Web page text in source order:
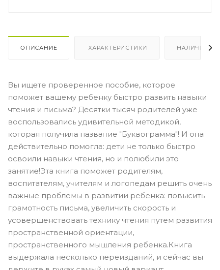
ОПИСАНИЕ ХАРАКТЕРИСТИКИ НАЛИЧИЕ
Вы ищете проверенное пособие, которое
поможет вашему ребенку быстро развить навыки
чтения и письма? Десятки тысяч родителей уже
воспользовались удивительной методикой,
которая получила название "Буквограмма"! И она
действительно помогла: дети не только быстро
освоили навыки чтения, но и полюбили это
занятие!Эта книга поможет родителям,
воспитателям, учителям и логопедам решить очень
важные проблемы в развитии ребенка: повысить
грамотность письма, увеличить скорость и
усовершенствовать технику чтения путем развития
пространственной ориентации,
пространственного мышления ребенка.Книга
выдержала несколько переизданий, и сейчас вы